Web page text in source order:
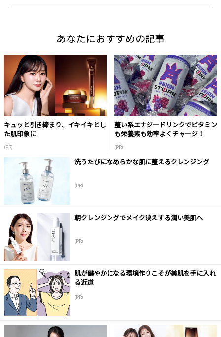
あなたにおすすめの記事
キュッと引き締まり、イキイキとし
た肌印象に
(PR)
整い系エナジードリンクでビタミン
も栄養素も効率よくチャージ！
(PR)
洗うたびになめらかな肌に整えるクレンジング
(PR)
朝クレンジングでメイク映えする潤い美肌へ
(PR)
肌が健やかになる環境作りこそが美肌を手に入れ
る近道
(PR)